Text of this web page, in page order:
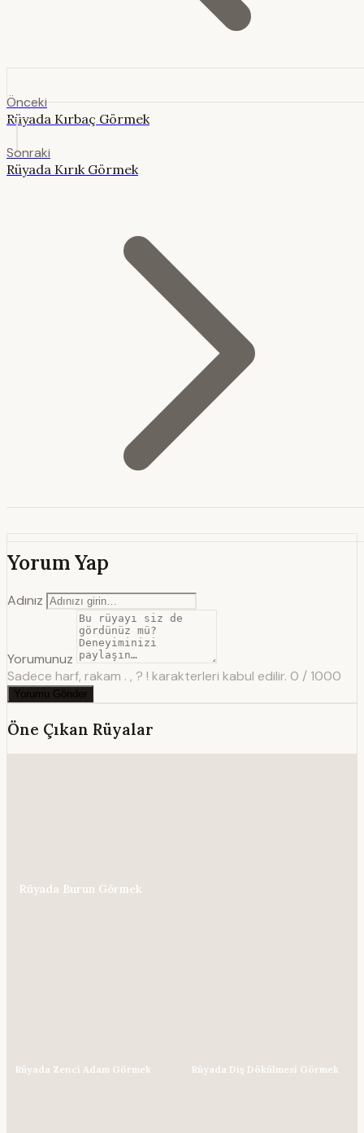
Önceki
Rüyada Kırbaç Görmek
Sonraki
Rüyada Kırık Görmek
Yorum Yap
Adınız
Yorumunuz
Sadece harf, rakam . , ? ! karakterleri kabul edilir. 0 / 1000
Yorumu Gönder
Öne Çıkan Rüyalar
Rüyada Burun Görmek
Rüyada Zenci Adam Görmek Rüyada Diş Dökülmesi Görmek